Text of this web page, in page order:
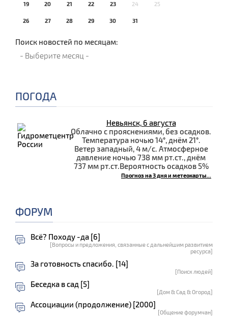
19 20 21 22 23 24 25
26 27 28 29 30 31
Поиск новостей по месяцам:
ПОГОДА
Невьянск, 6 августа
Облачно с прояснениями, без осадков.
Температура ночью 14°, днём 21°.
Ветер западный, 4 м/с. Атмосферное
давление ночью 738 мм рт.ст., днём
737 мм рт.ст.Вероятность осадков 5%
Прогноз на 3 дня и метеокарты...
ФОРУМ
Всё? Походу -да [6]
[Вопросы и предложения, связанные с дальнейшим развитием
ресурса]
За готовность спасибо. [14]
[Поиск людей]
Беседка в сад [5]
[Дом & Сад & Огород]
Ассоциации (продолжение) [2000]
[Общение форумчан]